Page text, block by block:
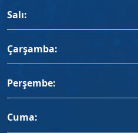
Salı:
Çarşamba:
Perşembe:
Cuma: